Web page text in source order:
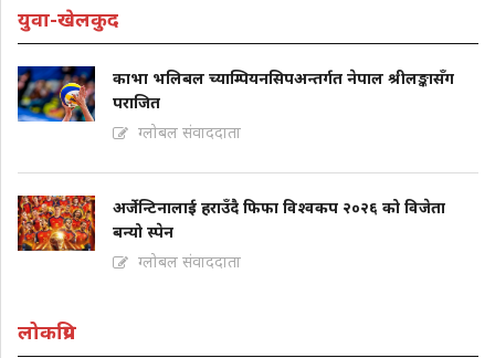
युवा-खेलकुद
काभा भलिबल च्याम्पियनसिपअन्तर्गत नेपाल श्रीलङ्कासँग
पराजित
ग्लोबल संवाददाता
अर्जेन्टिनालाई हराउँदै फिफा विश्वकप २०२६ को विजेता
बन्यो स्पेन
ग्लोबल संवाददाता
लोकप्रिय